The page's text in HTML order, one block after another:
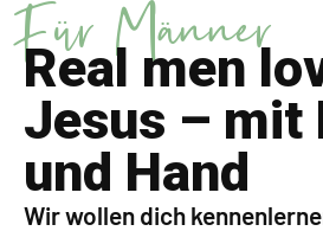
Für Männer
Real men
Jesus – mit
und Hand
Wir wollen dich